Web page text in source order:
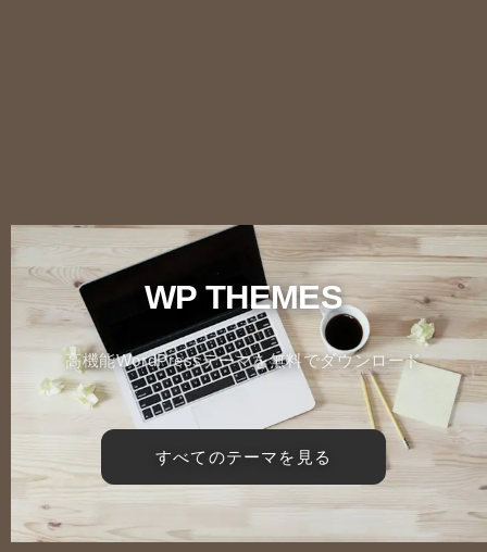
WP THEMES
高機能WordPressテーマを無料でダウンロード
すべてのテーマを見る